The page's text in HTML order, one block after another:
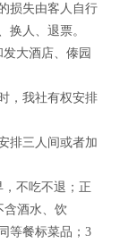
损失由客人自行
换人、退票。
大酒店、傣园
，我社有权安排
排三人间或者加
，不吃不退；正
含酒水、饮
等餐标菜品；3